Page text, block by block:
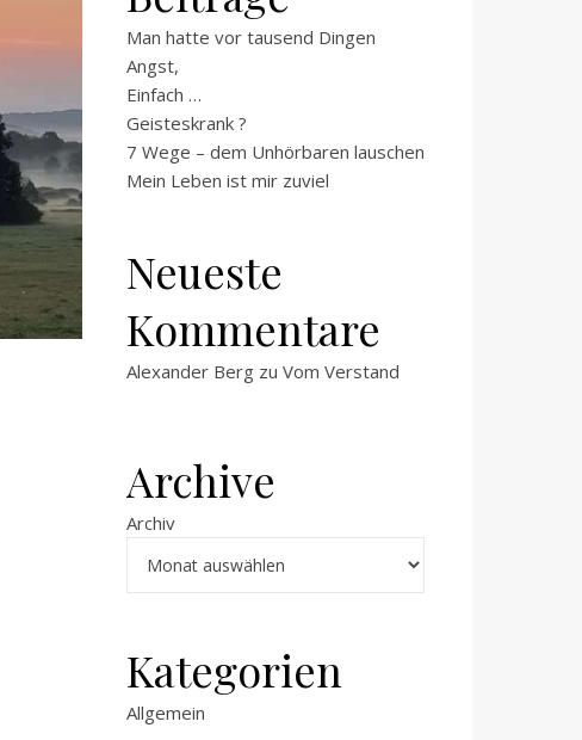
Man hatte vor tausend Dingen
Angst,
Einfach …
Geisteskrank ?
7 Wege – dem Unhörbaren lauschen
Mein Leben ist mir zuviel
Neueste
Kommentare
Alexander Berg zu Vom Verstand
Archive
Archiv
Kategorien
Allgemein